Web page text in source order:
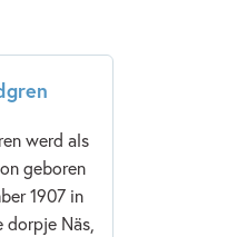
werd als
geboren
1907 in
dorpje Näs,